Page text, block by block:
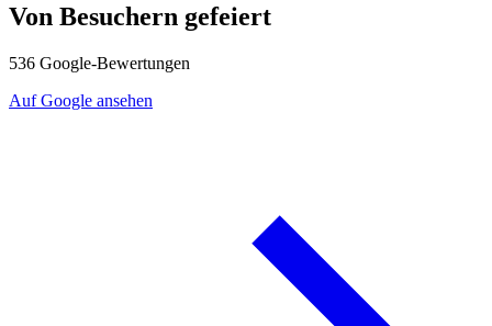
Von Besuchern gefeiert
536 Google-Bewertungen
Auf Google ansehen